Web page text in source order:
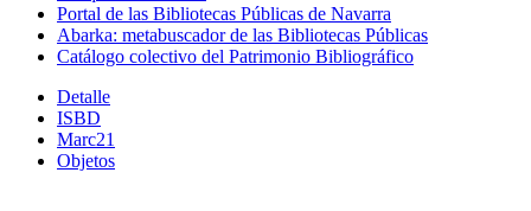
Portal de las Bibliotecas Públicas de Navarra
Abarka: metabuscador de las Bibliotecas Públicas
Catálogo colectivo del Patrimonio Bibliográfico
Detalle
ISBD
Marc21
Objetos